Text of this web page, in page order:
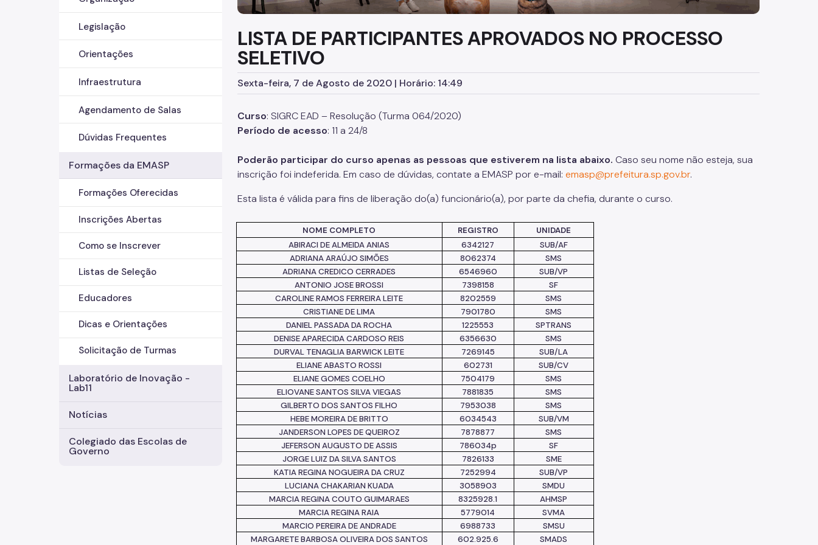
Legislação
Orientações
Infraestrutura
Agendamento de Salas
Dúvidas Frequentes
Formações da EMASP
Formações Oferecidas
Inscrições Abertas
Como se Inscrever
Listas de Seleção
Educadores
Dicas e Orientações
Solicitação de Turmas
Laboratório de Inovação -
Lab11
Notícias
Colegiado das Escolas de
Governo
LISTA DE PARTICIPANTES APROVADOS NO PROCESSO
SELETIVO
Sexta-feira, 7 de Agosto de 2020 | Horário: 14:49
Curso: SIGRC EAD – Resolução (Turma 064/2020)
Período de acesso: 11 a 24/8
Poderão participar do curso apenas as pessoas que estiverem na lista abaixo. Caso seu nome não esteja, sua
inscrição foi indeferida. Em caso de dúvidas, contate a EMASP por e-mail: emasp@prefeitura.sp.gov.br.
Esta lista é válida para fins de liberação do(a) funcionário(a), por parte da chefia, durante o curso.
NOME COMPLETO REGISTRO
UNIDADE
ABIRACI DE ALMEIDA ANIAS
6342127
SUB/AF
ADRIANA ARAÚJO SIMÕES
8062374
SMS
ADRIANA CREDICO CERRADES
6546960
SUB/VP
ANTONIO JOSE BROSSI
7398158
SF
CAROLINE RAMOS FERREIRA LEITE
8202559
SMS
CRISTIANE DE LIMA
7901780
SMS
DANIEL PASSADA DA ROCHA
1225553
SPTRANS
DENISE APARECIDA CARDOSO REIS
6356630
SMS
DURVAL TENAGLIA BARWICK LEITE
7269145
SUB/LA
ELIANE ABASTO ROSSI 602731
SUB/CV
ELIANE GOMES COELHO
7504179
SMS
ELIOVANE SANTOS SILVA VIEGAS
7881835
SMS
GILBERTO DOSSANTOS FILHO 7953038
SMS
HEBE MOREIRA DE BRITTO
6034543
SUB/VM
JANDERSON LOPES DE QUEIROZ
7878877
SMS
JEFERSON AUGUSTO DE ASSIS
786034p
SF
JORGE LUIZ DA SILVA SANTOS
7826133
SME
KATIA REGINA NOGUEIRA DA CRUZ
7252994
SUB/VP
LUCIANA CHAKARIAN KUADA
3058903
SMDU
MARCIA REGINA COUTO GUIMARAES
8325928.1
AHMSP
MARCIA REGINA RAIA
5779014
SVMA
MARCIO PEREIRA DE ANDRADE
6988733
SMSU
MARGARETE BARBOSA OLIVEIRA DOS SANTOS
602.925.6 SMADS